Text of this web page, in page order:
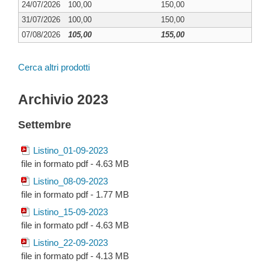
24/07/2026 100,00
150,00
31/07/2026
100,00
150,00
07/08/2026
105,00 155,00
Cerca altri prodotti
Archivio 2023
Settembre
Listino_01-09-2023
file in formato pdf - 4.63 MB
Listino_08-09-2023
file in formato pdf - 1.77 MB
Listino_15-09-2023
file in formato pdf - 4.63 MB
Listino_22-09-2023
file in formato pdf - 4.13 MB